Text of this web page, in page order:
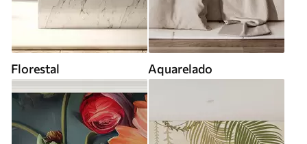
Florestal Aquarelado